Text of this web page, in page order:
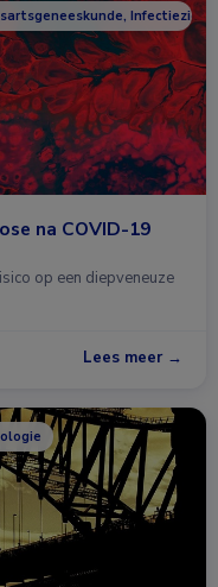
na COVID-19
op een diepveneuze
Lees meer →